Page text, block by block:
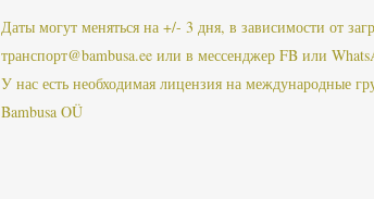
Даты могут меняться на +/- 3 дня, в зависимости от
транспорт@bambusa.ee или в мессенджер FB или
У нас есть необходимая лицензия на международные
Bambusa OÜ